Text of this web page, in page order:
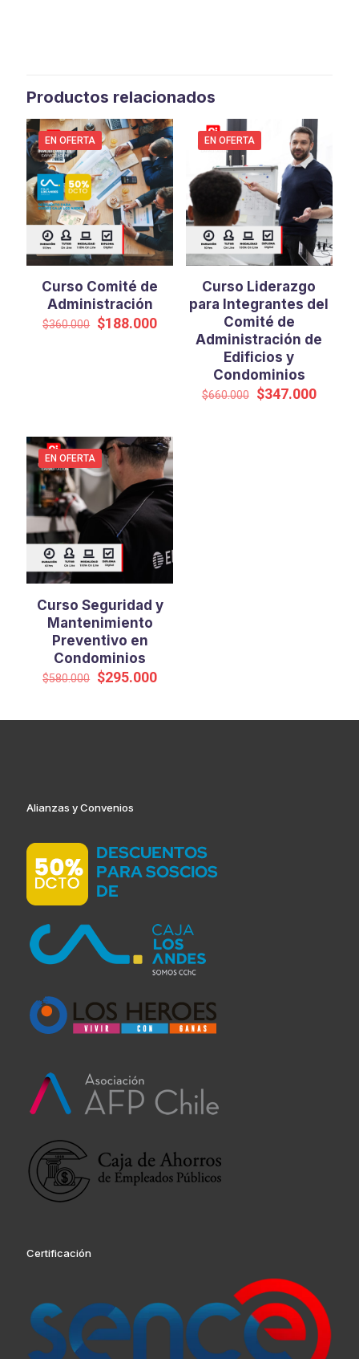
Productos relacionados
EN OFERTA
Curso Comité de
Administración
$360.000 El
$188.000El
precio
$188.000.
EN OFERTA
Curso Liderazgo
para Integrantes del
Comité de
Administración de
Edificios y
Condominios
$660.000 El
$347.000El
EN OFERTA
Curso Seguridad y
Mantenimiento
Preventivo en
Condominios
$580.000 El
era:
$295.000El
es:
Alianzas y Convenios
Certificación